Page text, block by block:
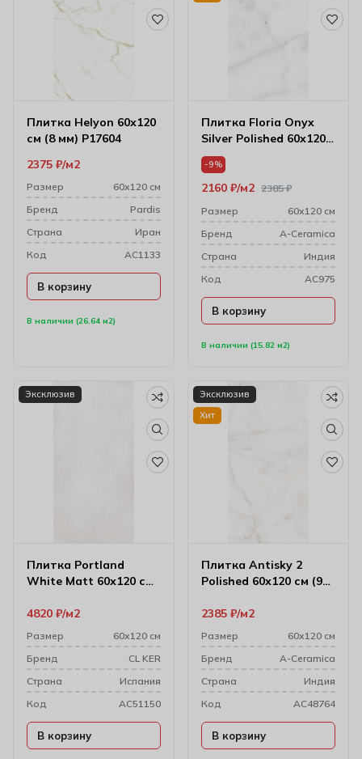
Плитка Helyon 60х120
см (8 мм) P17604
В наличии (26.64 м2)
2375 ₽ м2
Размер
60х120 см
Бренд
Pardis
Cтрана
Иран
Код
AC1133
В корзину
Плитка Floria Onyx
Silver Polished 60х120
см (7 мм)
В наличии (15.82 м2)
-9%
2385₽
2160 ₽ м2
Размер
60х120 см
Бренд
A-Ceramica
Cтрана
Индия
Код
AC975
В корзину
Эксклюзив
Плитка Portland
White Matt 60х120 см
4820 ₽ м2
Размер
60х120 см
Бренд
CL KER
Cтрана
Испания
Код
AC51150
В корзину
Эксклюзив
Хит
Плитка Antisky 2
Polished 60х120 см (9
2385 ₽ м2
Размер
60х120 см
Бренд
A-Ceramica
Cтрана
Индия
Код
AC48764
В корзину